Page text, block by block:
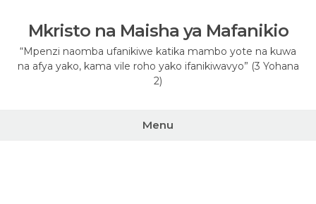
content
Mkristo na Maisha ya Mafanikio
“Mpenzi naomba ufanikiwe katika mambo yote na kuwa
na afya yako, kama vile roho yako ifanikiwavyo” (3 Yohana
2)
Menu